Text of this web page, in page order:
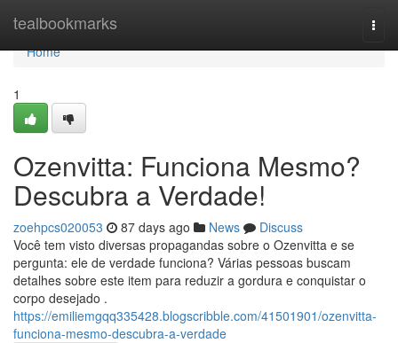
tealbookmarks
Home
Home
1
Ozenvitta: Funciona Mesmo?
Descubra a Verdade!
zoehpcs020053 87 days ago News
Discuss
Você tem visto diversas propagandas sobre o Ozenvitta e se
pergunta: ele de verdade funciona? Várias pessoas buscam
detalhes sobre este item para reduzir a gordura e conquistar o
corpo desejado .
https://emiliemgqq335428.blogscribble.com/41501901/ozenvitta-
funciona-mesmo-descubra-a-verdade